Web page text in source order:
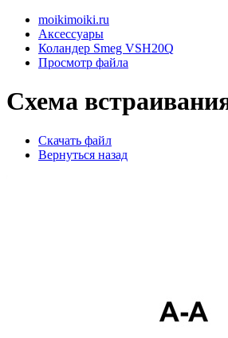
moikimoiki.ru
Аксессуары
Коландер Smeg VSH20Q
Просмотр файла
Схема
Скачать файл
Вернуться назад